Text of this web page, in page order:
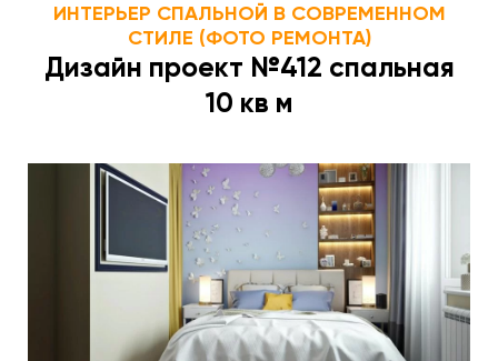
ИНТЕРЬЕР СПАЛЬНОЙ В СОВРЕМЕННОМ
СТИЛЕ (ФОТО РЕМОНТА)
Дизайн проект №412 спальная
10 кв м